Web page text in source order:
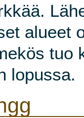
alueet
tuo
lopussa.